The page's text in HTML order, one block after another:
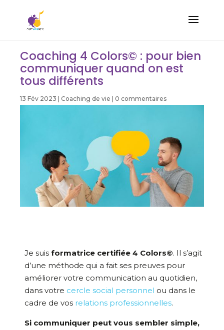
Coaching 4 Colors© : pour bien
communiquer quand on est
tous différents
13 Fév 2023 Coaching de vie 0 commentaires
Je suis formatrice certifiée 4 Colors©. Il s’agit
d’une méthode qui a fait ses preuves pour
améliorer votre communication au quotidien,
dans votre cercle social personnel ou dans le
cadre de vos relations professionnelles.
Si communiquer peut vous sembler simple,